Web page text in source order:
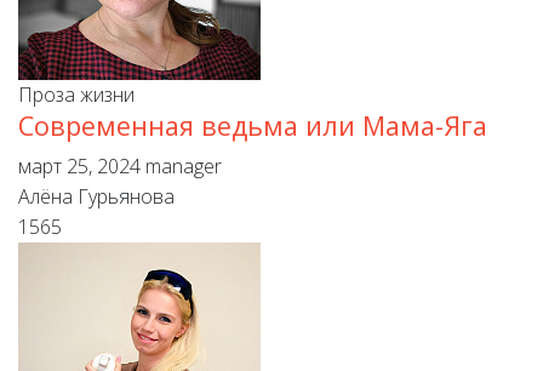
Проза жизни
Cовременная ведьма или Мама-Яга
март 25, 2024 manager
Алёна Гурьянова
1565